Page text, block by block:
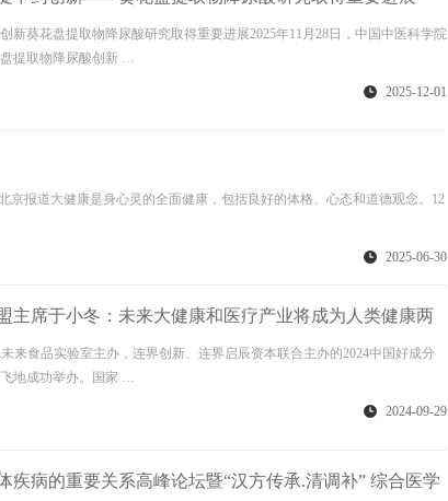
新葵花盘提取物降尿酸研究取得重要进展2025年11月28日，中国中医科学院
提取物降尿酸创新 …
2025-12-01
报道大健康是身心灵的全面健康，包括良好的体格、心态和道德观念。12
2025-06-30
主席于小冬：未来大健康和医疗产业将成为人类健康两
来食品实验室主办，连界创新、连界启辰资本联合主办的2024中国好成分
地成功举办。国家 …
2024-09-29
疾病的重要关系高峰论坛暨“汉方传承.清调补” 综合医学